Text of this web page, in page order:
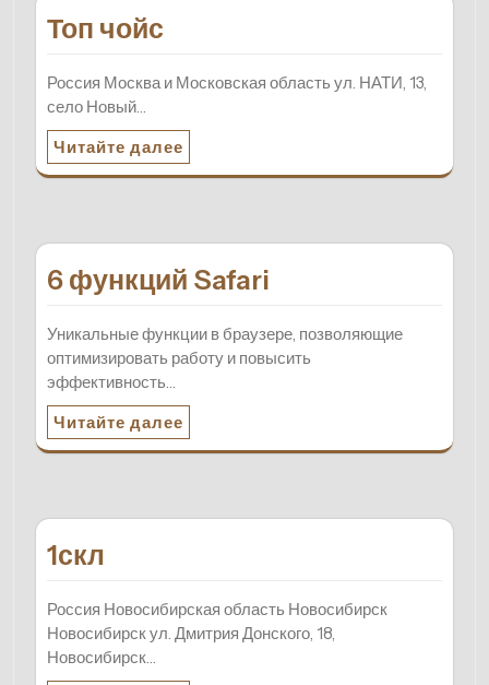
Топ чойс
Россия Москва и Московская область ул. НАТИ, 13,
село Новый…
Читайте далее
6 функций Safari
Уникальные функции в браузере, позволяющие
оптимизировать работу и повысить
эффективность…
Читайте далее
1скл
Россия Новосибирская область Новосибирск
Новосибирск ул. Дмитрия Донского, 18,
Новосибирск…